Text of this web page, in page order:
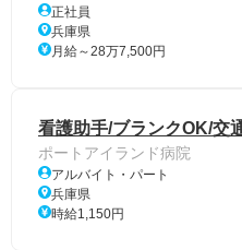
正社員
兵庫県
月給～28万7,500円
看護助手/ブランクOK/交
ポートアイランド病院
アルバイト・パート
兵庫県
時給1,150円